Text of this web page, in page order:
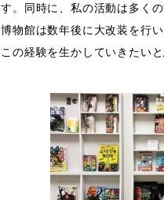
。同時に、私の活動は多く
物館は数年後に大改装を行
の経験を生かしていきたいと